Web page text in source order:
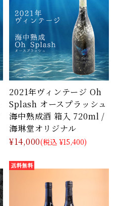
2021年ヴィンテージ Oh
Splash オースプラッシュ
海中熟成酒 箱入 720ml /
海琳堂オリジナル
¥14,000(税込 ¥15,400)